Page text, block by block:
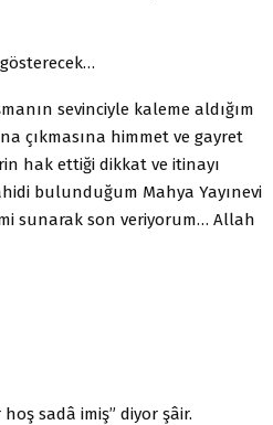
sevinciyle kaleme aldığım
çıkmasına himmet ve gayret
hak ettiği dikkat ve itinayı
bulunduğum Mahya Yayınevi
sunarak son veriyorum… Allah
sadâ imiş” diyor şâir.